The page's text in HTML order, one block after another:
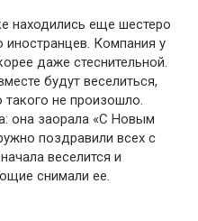
находились еще шестеро
Компания у
даже стеснительной.
будут веселиться,
такого не произошло.
она заорала «С Новым
поздравили всех с
веселится и
снимали ее.